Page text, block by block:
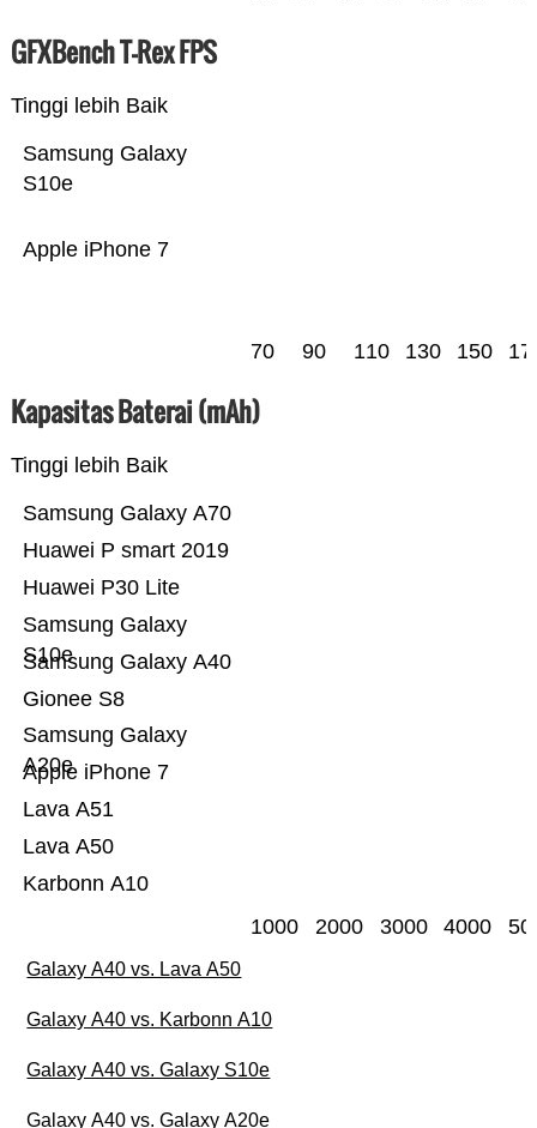
GFXBench T-Rex FPS
Tinggi lebih Baik
Apple iPhone 7
Samsung Galaxy
S10e
70 90 110 130 150
Kapasitas Baterai (mAh)
Tinggi lebih Baik
Karbonn A10
Lava A50
Lava A51
Apple iPhone 7
Samsung Galaxy
A20e
Gionee S8
Samsung Galaxy A40
Samsung Galaxy
S10e
Huawei P30 Lite
Huawei P smart 2019
Samsung Galaxy A70
1000 2000 3000 4000
Galaxy A40 vs. Lava A50
Galaxy A40 vs. Karbonn A10
Galaxy A40 vs. Galaxy S10e
Galaxy A40 vs. Galaxy A20e